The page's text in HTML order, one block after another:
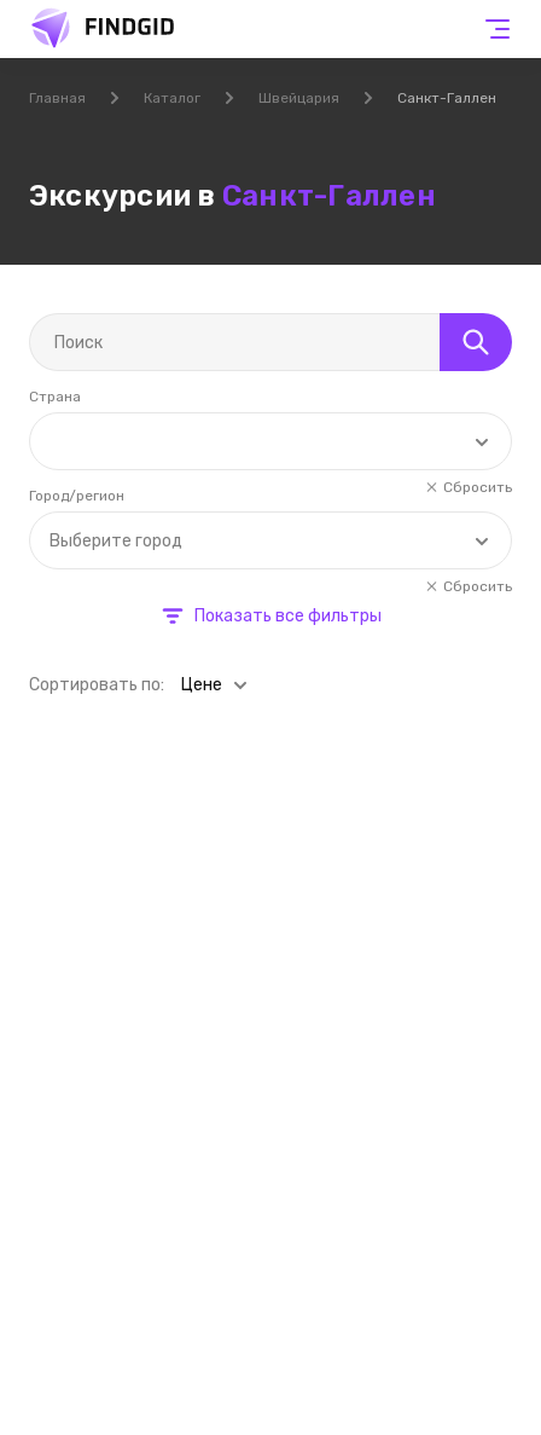
Главная Каталог Швейцария Санкт-Галлен
Экскурсии в Санкт-Галлен
Страна
Сбросить
Выберите город
Город/регион
Сбросить
Показать все фильтры
Cортировать по: Цене